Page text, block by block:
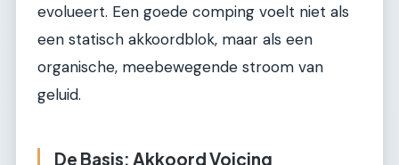
evolueert. Een goede comping voelt niet als
een statisch akkoordblok, maar als een
organische, meebewegende stroom van
geluid.
De Basis: Akkoord Voicing